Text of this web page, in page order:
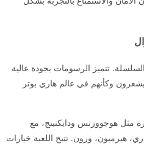
تتميز الرسومات بجودة عالية
وكأنهم في عالم هاري بوتر
مثل هوجوورتس ودايكنينج، مع
هيرميون، ورون. تتيح اللعبة خيارات